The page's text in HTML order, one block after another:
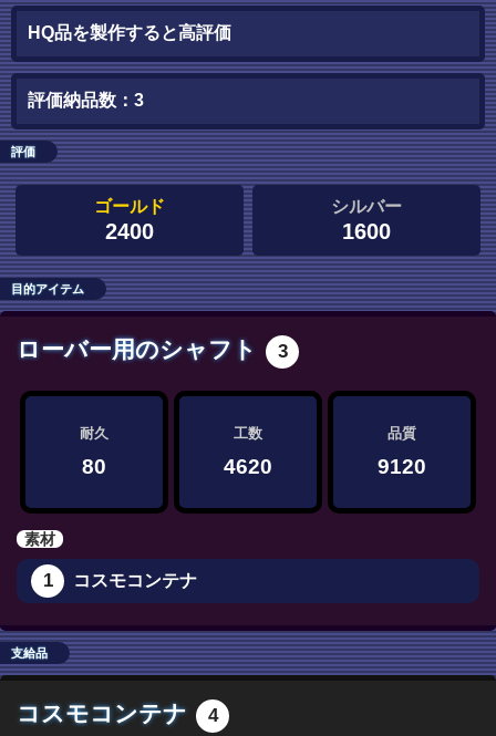
HQ品を製作すると高評価
評価納品数：3
評価
ゴールド
2400
シルバー
1600
目的アイテム
ローバー用のシャフト 3
耐久
80
工数
4620
品質
9120
素材
1 コスモコンテナ
支給品
コスモコンテナ 4